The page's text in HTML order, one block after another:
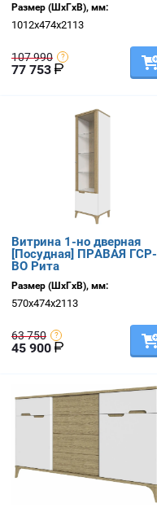
Размер (ШхГхВ), мм:
1012х474х2113
107 990
77 753
Витрина 1-но дверная
[Посудная] ПРАВАЯ ГСР-
ВО Рита
Размер (ШхГхВ), мм:
570х474х2113
63 750
45 900